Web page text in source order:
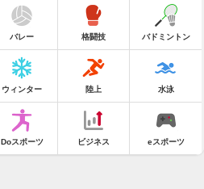
バレー 格闘技 バドミントン
ウィンター 陸上 水泳
Doスポーツ ビジネス eスポーツ